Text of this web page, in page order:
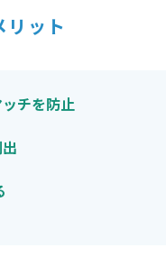
リット
チを防止